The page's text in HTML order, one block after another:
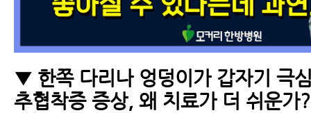
▼ 한쪽 다리나 엉덩이가 갑자기 극
추협착증 증상, 왜 치료가 더 쉬운